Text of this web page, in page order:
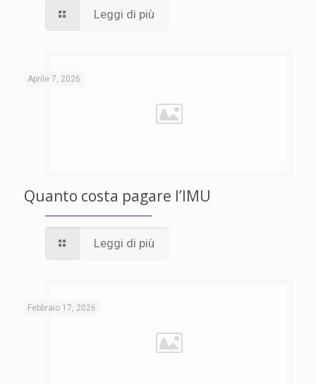
Leggi di più
Aprile 7, 2026
Quanto costa pagare l’IMU
Leggi di più
Febbraio 17, 2026